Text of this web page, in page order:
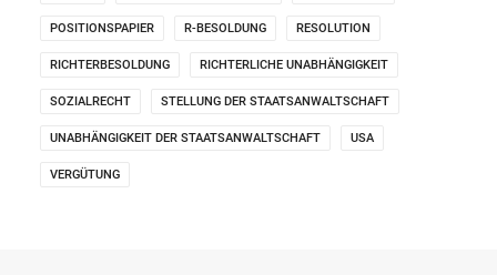
POSITIONSPAPIER R-BESOLDUNG RESOLUTION
RICHTERBESOLDUNG RICHTERLICHE UNABHÄNGIGKEIT
SOZIALRECHT STELLUNG DER STAATSANWALTSCHAFT
UNABHÄNGIGKEIT DER STAATSANWALTSCHAFT USA
VERGÜTUNG